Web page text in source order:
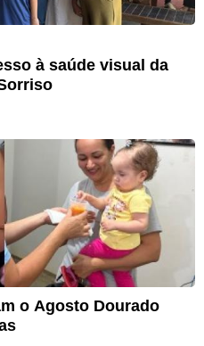
à saúde visual da
o Agosto Dourado